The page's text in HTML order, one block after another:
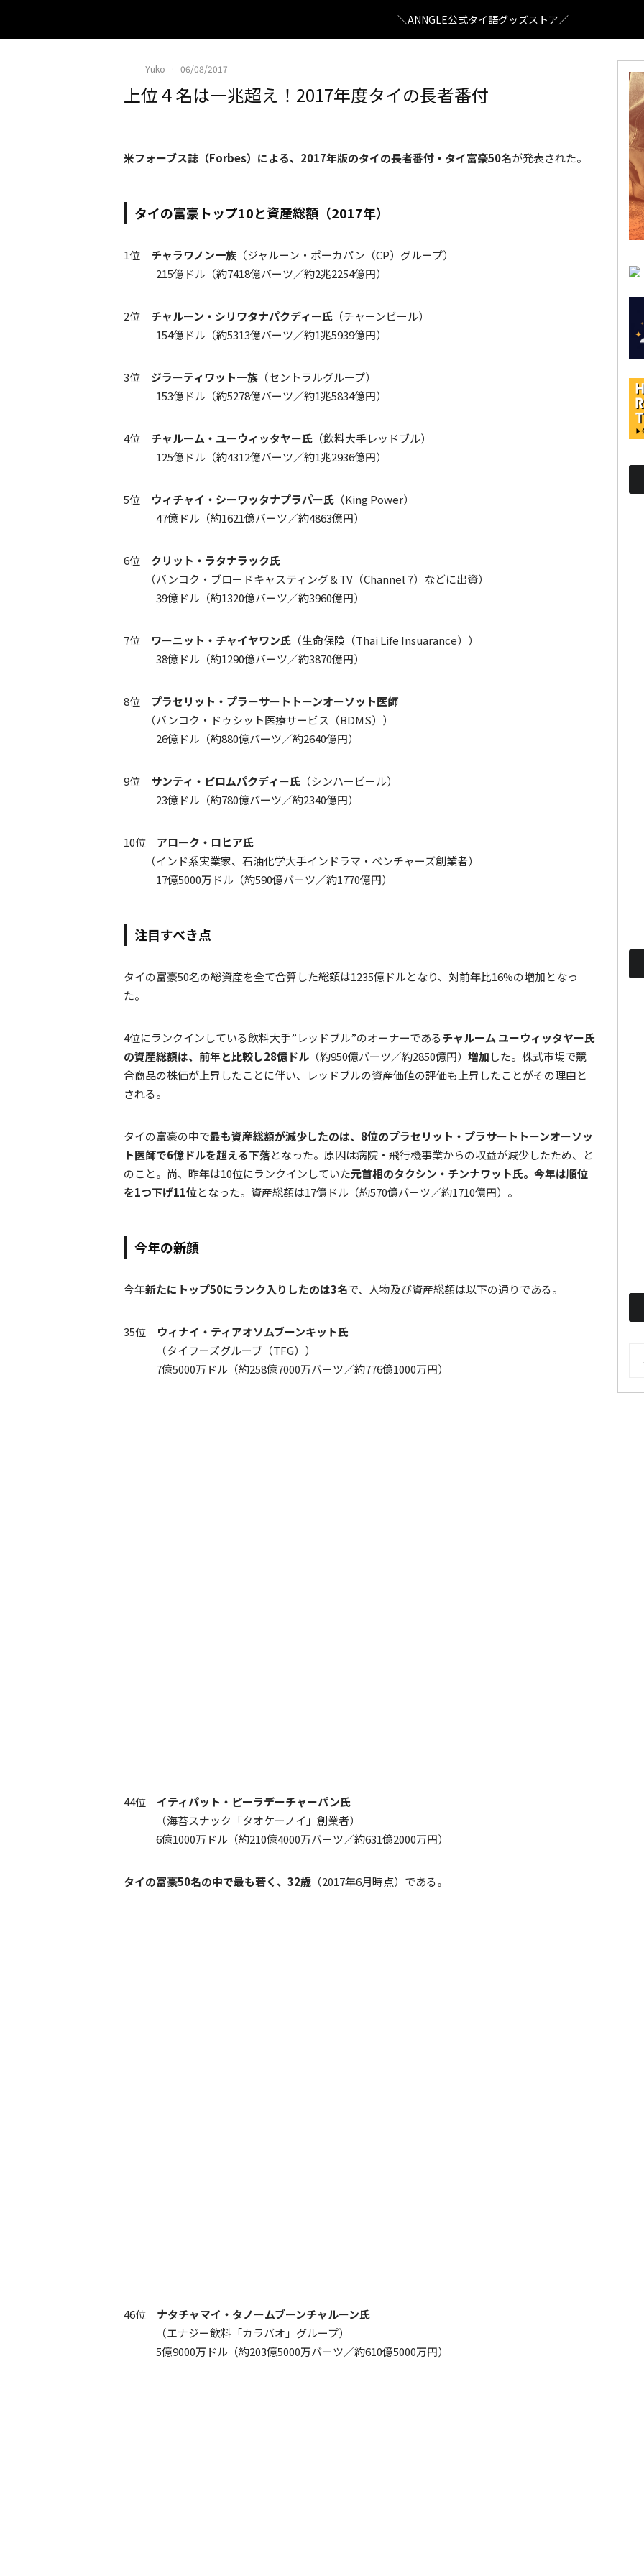
＼ANNGLE公式タイ語グッズストア／
Yuko · 06/08/2017
上位４名は一兆超え！2017年度タイの長者番付
米フォーブス誌（Forbes）による、2017年版のタイの長者番付・タイ富豪50名が発表された。
タイの富豪トップ10と資産総額（2017年）
1位 チャラワノン一族 （ジャルーン・ポーカパン（CP）グループ）
215億ドル（約7418億バーツ／約2兆2254億円）
2位 チャルーン・シリワタナパクディー氏 （チャーンビール）
154億ドル（約5313億バーツ／約1兆5939億円）
3位 ジラーティワット一族 （セントラルグループ）
153億ドル（約5278億バーツ／約1兆5834億円）
4位 チャルーム・ユーウィッタヤー氏 （飲料大手レッドブル）
125億ドル（約4312億バーツ／約1兆2936億円）
5位 ウィチャイ・シーワッタナプラパー氏 （King Power）
47億ドル（約1621億バーツ／約4863億円）
6位 クリット・ラタナラック氏
（バンコク・ブロードキャスティング＆TV（Channel 7）などに出資）
39億ドル（約1320億バーツ／約3960億円）
7位 ワーニット・チャイヤワン氏 （生命保険（Thai Life Insuarance））
38億ドル（約1290億バーツ／約3870億円）
8位 プラセリット・プラーサートトーンオーソット医師
（バンコク・ドゥシット医療サービス（BDMS））
26億ドル（約880億バーツ／約2640億円）
9位 サンティ・ピロムパクディー氏 （シンハービール）
23億ドル（約780億バーツ／約2340億円）
10位 アローク・ロヒア氏
（インド系実業家、石油化学大手インドラマ・ベンチャーズ創業者）
17億5000万ドル（約590億バーツ／約1770億円）
注目すべき点
タイの富豪50名の総資産を全て合算した総額は1235億ドルとなり、対前年比16%の増加となっ
た。
4位にランクインしている飲料大手”レッドブル”のオーナーであるチャルーム ユーウィッタヤー氏
の資産総額は、前年と比較し28億ドル （約950億バーツ／約2850億円） 増加した。株式市場で競
合商品の株価が上昇したことに伴い、レッドブルの資産価値の評価も上昇したことがその理由と
される。
タイの富豪の中で最も資産総額が減少したのは、8位のプラセリット・プラサートトーンオーソッ
ト医師で6億ドルを超える下落となった。原因は病院・飛行機事業からの収益が減少したため、と
のこと。尚、昨年は10位にランクインしていた元首相のタクシン・チンナワット氏。今年は順位
を1つ下げ11位となった。資産総額は17億ドル（約570億バーツ／約1710億円）。
今年の新顔
今年新たにトップ50にランク入りしたのは3名で、人物及び資産総額は以下の通りである。
35位 ウィナイ・ティアオソムブーンキット氏
（タイフーズグループ（TFG））
7億5000万ドル（約258億7000万バーツ／約776億1000万円）
44位 イティパット・ピーラデーチャーパン氏
（海苔スナック「タオケーノイ」創業者）
6億1000万ドル（約210億4000万バーツ／約631億2000万円）
タイの富豪50名の中で最も若く、32歳 （2017年6月時点）である。
46位 ナタチャマイ・タノームブーンチャルーン氏
（エナジー飲料「カラバオ」グループ）
5億9000万ドル（約203億5000万バーツ／約610億5000万円）